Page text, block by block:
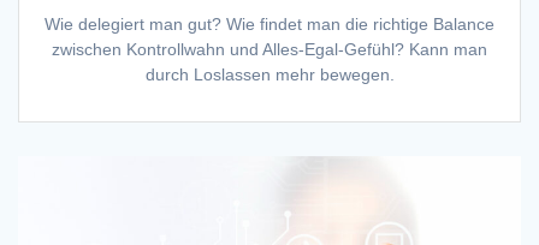
Wie delegiert man gut? Wie findet man die richtige Balance
zwischen Kontrollwahn und Alles-Egal-Gefühl? Kann man
durch Loslassen mehr bewegen.